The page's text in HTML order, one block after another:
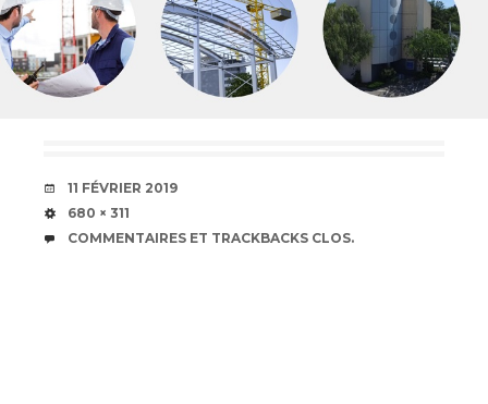
DATE
11 FÉVRIER 2019
TAILLE
680 × 311
COMMENTAIRES ET TRACKBACKS CLOS.